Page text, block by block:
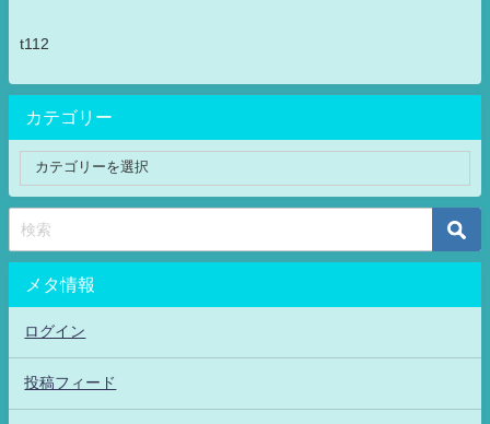
t112
カテゴリー
メタ情報
ログイン
投稿フィード